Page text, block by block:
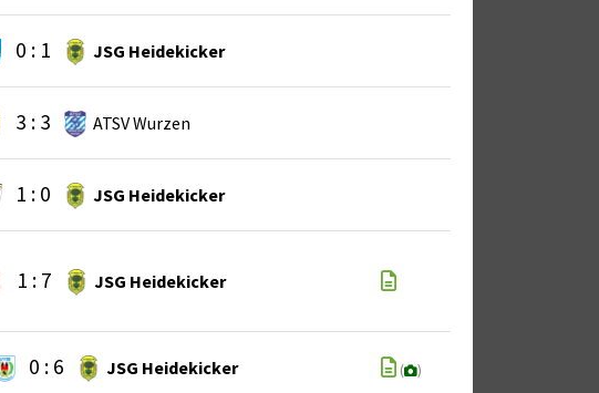
0 : 1 JSG Heidekicker
3 : 3 ATSV Wurzen
1 : 0 JSG Heidekicker
1 : 7 JSG Heidekicker
0 : 6 JSG Heidekicker ( )